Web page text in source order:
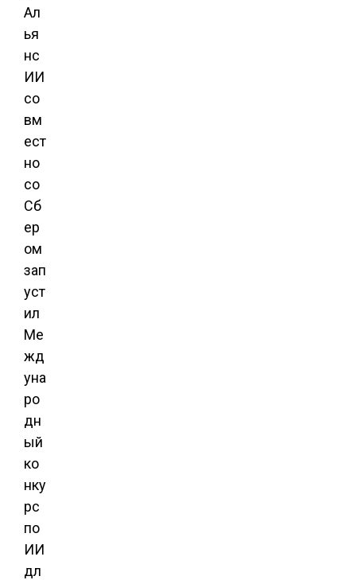
Ал
ья
нс
ИИ
со
вм
ест
но
со
Сб
ер
ом
зап
уст
ил
Ме
жд
уна
ро
дн
ый
ко
нку
рс
по
ИИ
дл